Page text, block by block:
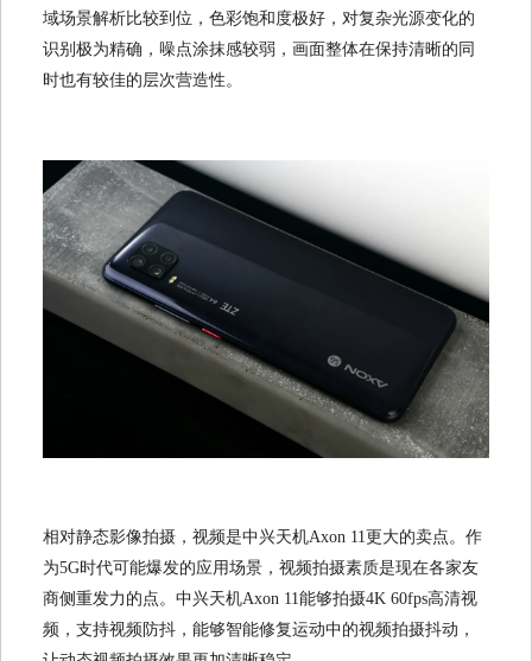
域场景解析比较到位，色彩饱和度极好，对复杂光源变化的
识别极为精确，噪点涂抹感较弱，画面整体在保持清晰的同
时也有较佳的层次营造性。
相对静态影像拍摄，视频是中兴天机Axon 11更大的卖点。作
为5G时代可能爆发的应用场景，视频拍摄素质是现在各家友
商侧重发力的点。中兴天机Axon 11能够拍摄4K 60fps高清视
频，支持视频防抖，能够智能修复运动中的视频拍摄抖动，